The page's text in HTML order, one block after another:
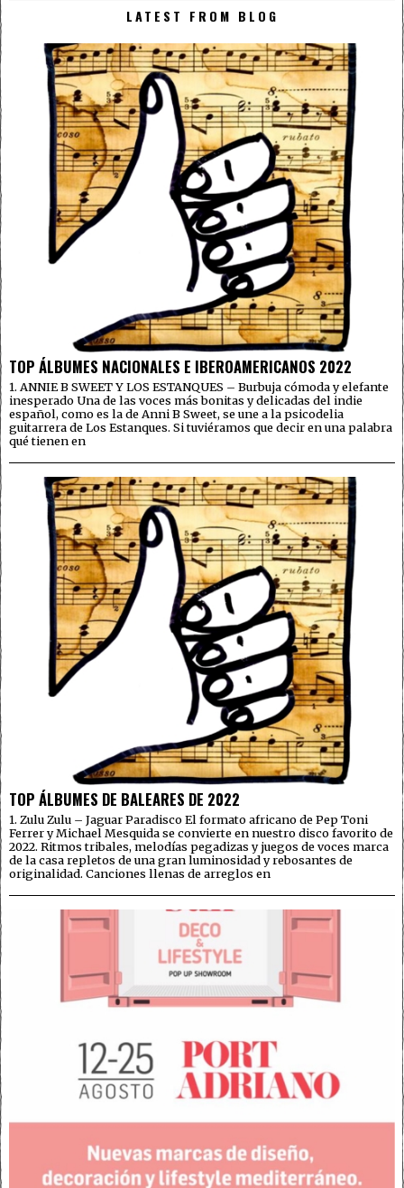
LATEST FROM BLOG
TOP ÁLBUMES NACIONALES E IBEROAMERICANOS 2022
1. ANNIE B SWEET Y LOS ESTANQUES – Burbuja cómoda y elefante
inesperado Una de las voces más bonitas y delicadas del indie
español, como es la de Anni B Sweet, se une a la psicodelia
guitarrera de Los Estanques. Si tuviéramos que decir en una palabra
qué tienen en
TOP ÁLBUMES DE BALEARES DE 2022
1. Zulu Zulu – Jaguar Paradisco El formato africano de Pep Toni
Ferrer y Michael Mesquida se convierte en nuestro disco favorito de
2022. Ritmos tribales, melodías pegadizas y juegos de voces marca
de la casa repletos de una gran luminosidad y rebosantes de
originalidad. Canciones llenas de arreglos en